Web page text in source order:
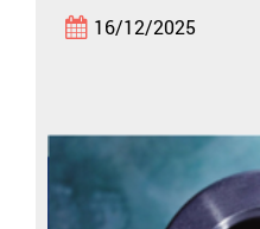
16/12/2025